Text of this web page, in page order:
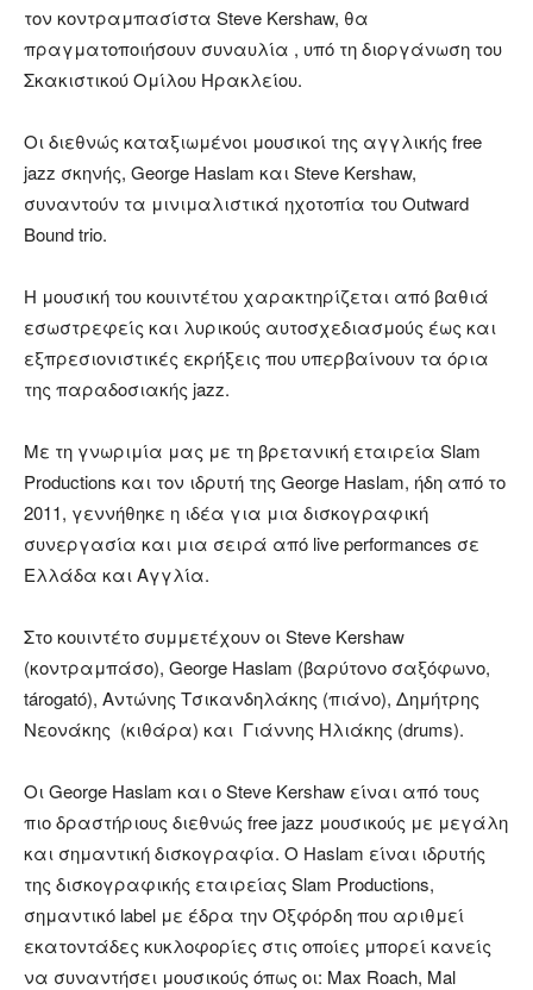
τον κοντραμπασίστα Steve Kershaw, θα
πραγματοποιήσουν συναυλία , υπό τη διοργάνωση του
Σκακιστικού Ομίλου Ηρακλείου.
Οι διεθνώς καταξιωμένοι μουσικοί της αγγλικής free
jazz σκηνής, George Haslam και Steve Kershaw,
συναντούν τα μινιμαλιστικά ηχοτοπία του Outward
Bound trio.
Η μουσική του κουιντέτου χαρακτηρίζεται από βαθιά
εσωστρεφείς και λυρικούς αυτοσχεδιασμούς έως και
εξπρεσιονιστικές εκρήξεις που υπερβαίνουν τα όρια
της παραδοσιακής jazz.
Με τη γνωριμία μας με τη βρετανική εταιρεία Slam
Productions και τον ιδρυτή της George Haslam, ήδη από το
2011, γεννήθηκε η ιδέα για μια δισκογραφική
συνεργασία και μια σειρά από live performances σε
Ελλάδα και Αγγλία.
Στο κουιντέτο συμμετέχουν οι Steve Kershaw
(κοντραμπάσο), George Haslam (βαρύτονο σαξόφωνο,
tárogató), Aντώνης Τσικανδηλάκης (πιάνο), Δημήτρης
Νεονάκης (κιθάρα) και Γιάννης Ηλιάκης (drums).
Oι George Haslam και ο Steve Kershaw είναι από τους
πιο δραστήριους διεθνώς free jazz μουσικούς με μεγάλη
και σημαντική δισκογραφία. O Haslam είναι ιδρυτής
της δισκογραφικής εταιρείας Slam Productions,
σημαντικό label με έδρα την Οξφόρδη που αριθμεί
εκατοντάδες κυκλοφορίες στις οποίες μπορεί κανείς
να συναντήσει μουσικούς όπως οι: Μax Roach, Mal